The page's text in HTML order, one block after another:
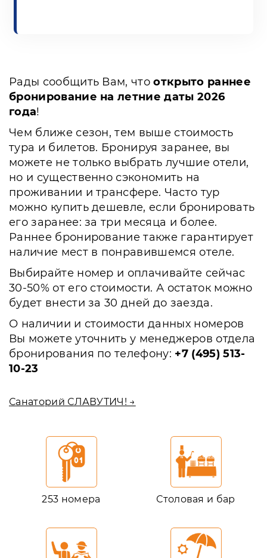
Рады сообщить Вам, чтооткрыто раннее
бронирование на летние даты 2026
года!
Чем ближе сезон, тем выше стоимость
тура и билетов. Бронируя заранее, вы
можете не только выбрать лучшие отели,
но и существенно сэкономить на
проживании и трансфере. Часто тур
можно купить дешевле, если бронировать
его заранее: за три месяца и более.
Раннее бронирование также гарантирует
наличие мест в понравившемся отеле.
Выбирайте номер и оплачивайте сейчас
30-50% от его стоимости. А остаток можно
будет внести за 30 дней до заезда.
О наличии и стоимости данных номеров
Вы можете уточнить у менеджеров отдела
бронирования по телефону: +7 (495) 513-
10-23
Санаторий СЛАВУТИЧ! →
253 номера Столовая и бар